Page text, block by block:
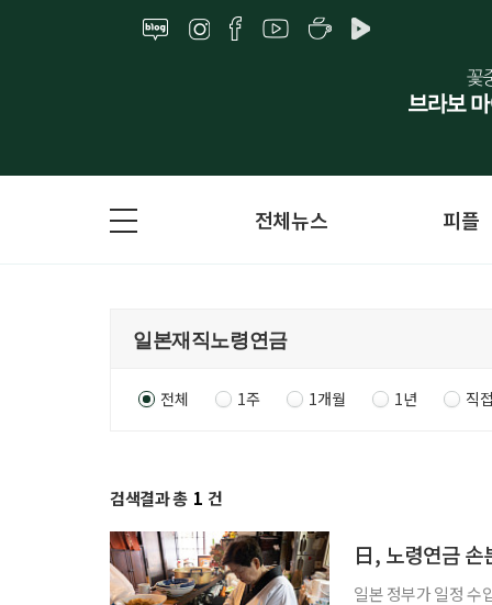
전체뉴스 피플
전체 1주 1개월 1년 직
검색결과 총 1 건
日, 노령연금 손
일본 정부가 일정 수